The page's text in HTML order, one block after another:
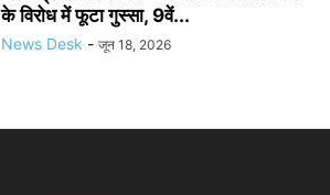
के विरोध में फूटा गुस्सा, 9वें...
News Desk - जून 18, 2026